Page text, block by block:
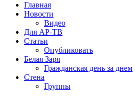
Главная
Новости
Видео
Для АР-ТВ
Статьи
Опубликовать
Белая Заря
Гражданская день за днем
Стена
Группы